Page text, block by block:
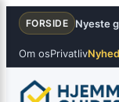
Spring
indhold
FORSIDE Nyeste
Om osPrivatliv